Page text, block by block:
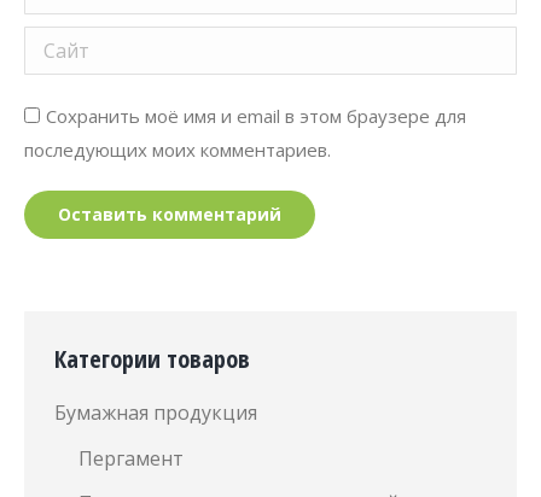
Сайт
Сохранить моё имя и email в этом браузере для
последующих моих комментариев.
Оставить комментарий
Категории товаров
Бумажная продукция
Пергамент